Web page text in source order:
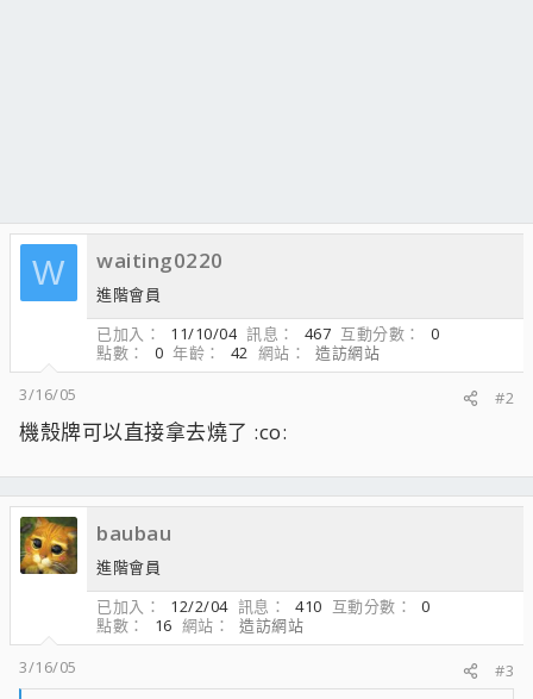
W waiting0220
進階會員
已加入
11/10/04 訊息 467 互動分數
0
點數
0 年齡 42 網站
造訪網站
3/16/05
#2
機殼牌可以直接拿去燒了 :co:
baubau
進階會員
已加入
12/2/04 訊息 410 互動分數
0
點數
16 網站
造訪網站
3/16/05
#3